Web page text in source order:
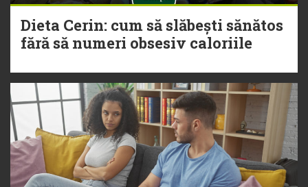
Dieta Cerin: cum să slăbești sănătos
fără să numeri obsesiv caloriile